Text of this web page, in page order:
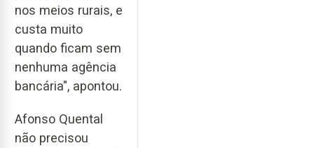
nos meios rurais, e
custa muito
quando ficam sem
nenhuma agência
bancária", apontou.
Afonso Quental
não precisou